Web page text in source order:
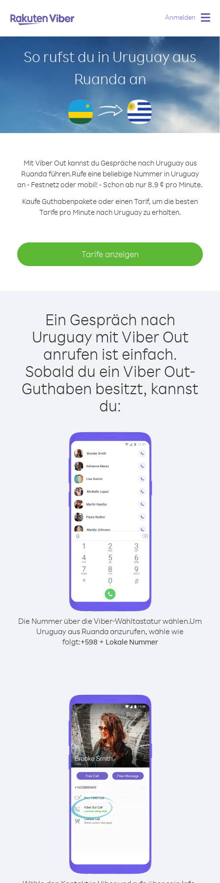
Anmelden
So rufst du in Uruguay aus
Ruanda an
Mit Viber Out kannst du Gespräche nach Uruguay aus
Ruanda führen.Rufe eine beliebige Nummer in Uruguay
an - Festnetz oder mobil! - Schon ab nur 8.9 ¢ pro Minute.
Kaufe Guthabenpakete oder einen Tarif, um die besten
Tarife pro Minute nach Uruguay zu erhalten.
Tarife anzeigen
Ein Gespräch nach
Uruguay mit Viber Out
anrufen ist einfach.
Sobald du ein Viber Out-
Guthaben besitzt, kannst
du:
Die Nummer über die Viber-Wähltastatur wählen.Um
Uruguay aus Ruanda anzurufen, wähle wie
folgt:+598 + Lokale Nummer